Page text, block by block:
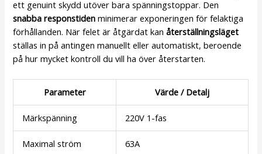
ett genuint skydd utöver bara spänningstoppar. Den
snabba responstiden minimerar exponeringen för felaktiga
förhållanden. När felet är åtgärdat kanåterställningsläget
ställas in på antingen manuellt eller automatiskt, beroende
på hur mycket kontroll du vill ha över återstarten.
Parameter Värde / Detalj
Märkspänning 220V 1-fas
Maximal ström 63A